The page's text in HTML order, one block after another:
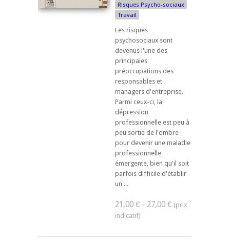
Risques Psycho-sociaux
Travail
Les risques
psychosociaux sont
devenus l'une des
principales
préoccupations des
responsables et
managers d'entreprise.
Parmi ceux-ci, la
dépression
professionnelle est peu à
peu sortie de l'ombre
pour devenir une maladie
professionnelle
émergente, bien qu'il soit
parfois difficile d'établir
un ...
21,00 € - 27,00 €